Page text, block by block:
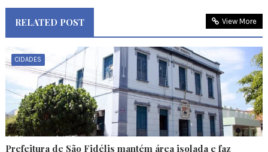
RELATED POST View More
CIDADES
Prefeitura de São Fidélis mantém área isolada e faz